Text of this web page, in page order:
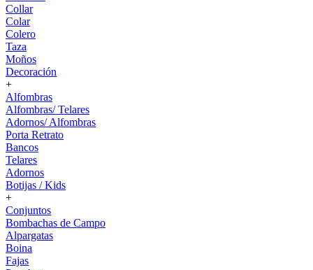
Collar
Colar
Colero
Taza
Moños
Decoración
+
Alfombras
Alfombras/ Telares
Adornos/ Alfombras
Porta Retrato
Bancos
Telares
Adornos
Botijas / Kids
+
Conjuntos
Bombachas de Campo
Alpargatas
Boina
Fajas